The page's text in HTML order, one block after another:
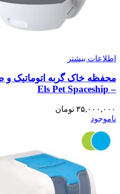
اطلاعات بیشتر
محفظه خاک گربه اتوماتیک
– Els Pet Spaceship
۳۵,۰۰۰,۰۰۰ تومان
ناموجود